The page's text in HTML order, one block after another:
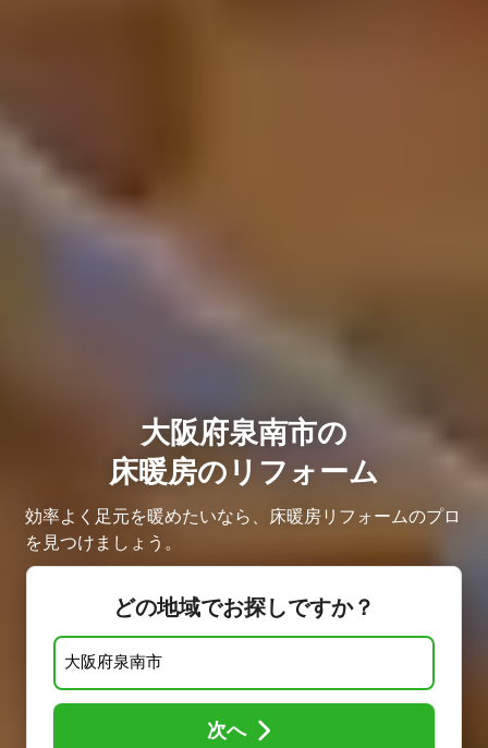
大阪府泉南市の
床暖房のリフォーム
効率よく足元を暖めたいなら、床暖房リフォームのプロ
を見つけましょう。
どの地域でお探しですか？
次へ